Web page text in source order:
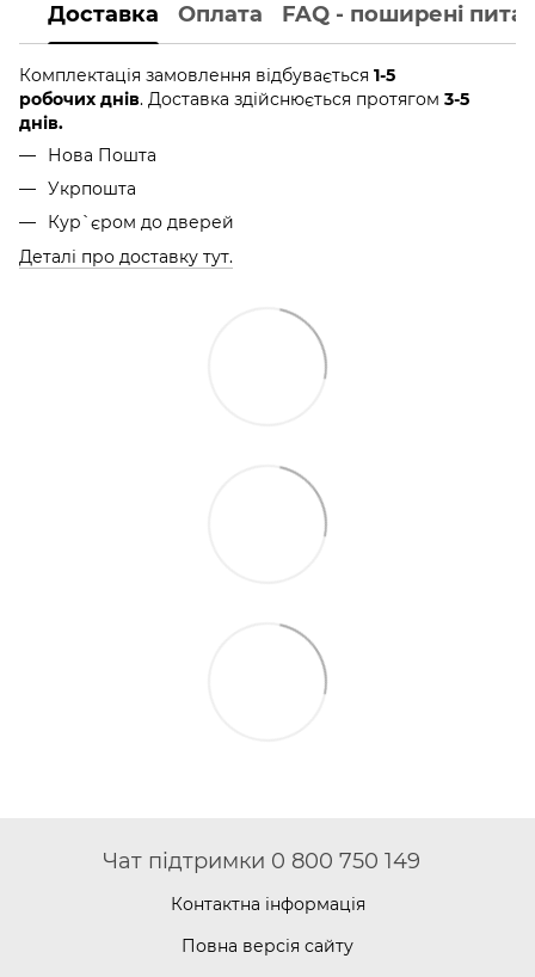
Доставка Оплата FAQ - поширені
Комплектація замовлення відбувається 1-5
робочих днів. Доставка здійснюється протягом 3-5
днів.
Нова Пошта
Укрпошта
Кур`єром до дверей
Деталі про доставку тут.
Чат підтримки 0 800 750 149
Контактна інформація
Повна версія сайту